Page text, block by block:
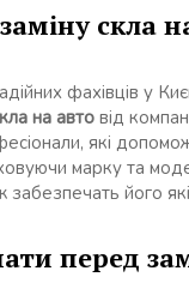
скла
фахівців у
на авто від
які
марку та
забезпечать його
перед